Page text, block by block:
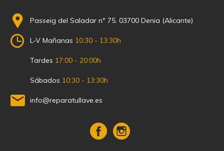
Passeig del Saladar nº 75. 03700 Denia (Alicante)
L-V Mañanas 10:30 - 13:30h
Tardes 17:00 - 20:00h
Sábados 10:30 - 13:30h
info@reparatullave.es